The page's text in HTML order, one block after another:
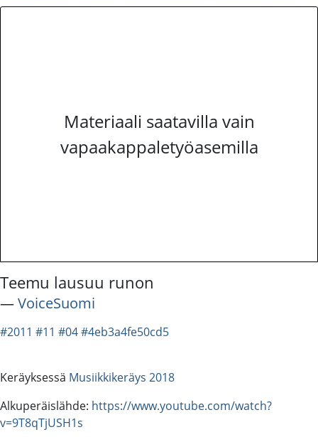
Materiaali saatavilla vain
vapaakappaletyöasemilla
Teemu lausuu runon
―VoiceSuomi
#2011 #11 #04#4eb3a4fe50cd5
Keräyksessä Musiikkikeräys 2018
Alkuperäislähde: https://www.youtube.com/watch?
v=9T8qTjUSH1s